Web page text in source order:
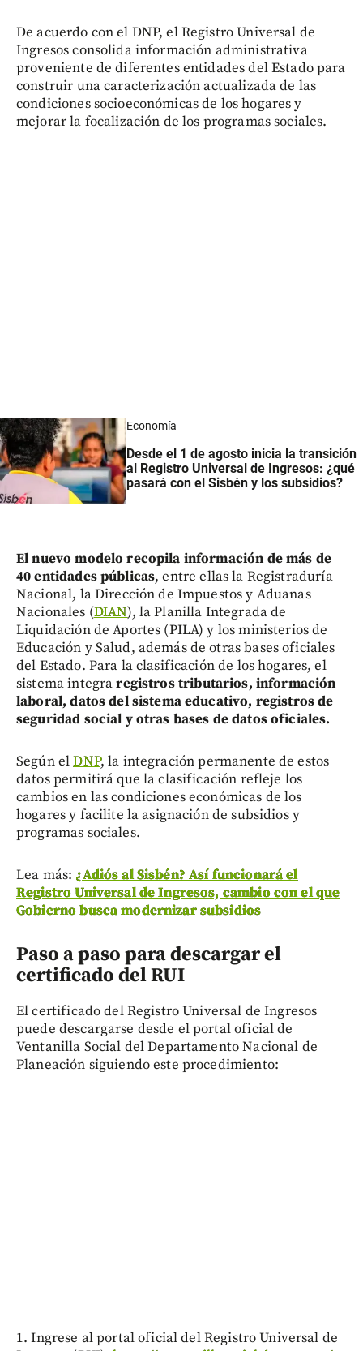
De acuerdo con el DNP, el Registro Universal de
Ingresos consolida información administrativa
proveniente de diferentes entidades del Estado para
construir una caracterización actualizada de las
condiciones socioeconómicas de los hogares y
mejorar la focalización de los programas sociales.
Economía
Desde el 1 de agosto inicia la transición
al Registro Universal de Ingresos: ¿qué
pasará con el Sisbén y los subsidios?
El nuevo modelo recopila información de más de
40 entidades públicas, entre ellas la Registraduría
Nacional, la Dirección de Impuestos y Aduanas
Nacionales (DIAN), la Planilla Integrada de
Liquidación de Aportes (PILA) y los ministerios de
Educación y Salud, además de otras bases oficiales
del Estado. Para la clasificación de los hogares, el
sistema integraregistros tributarios, información
laboral, datos del sistema educativo, registros de
seguridad social y otras bases de datos oficiales.
Según elDNP, la integración permanente de estos
datos permitirá que la clasificación refleje los
cambios en las condiciones económicas de los
hogares y facilite la asignación de subsidios y
programas sociales.
Lea más: ¿Adiós al Sisbén? Así funcionará el
Registro Universal de Ingresos, cambio con el que
Gobierno busca modernizar subsidios
Paso a paso para descargar el
certificado del RUI
El certificado del Registro Universal de Ingresos
puede descargarse desde el portal oficial de
Ventanilla Social del Departamento Nacional de
Planeación siguiendo este procedimiento:
1. Ingrese al portal oficial del Registro Universal de